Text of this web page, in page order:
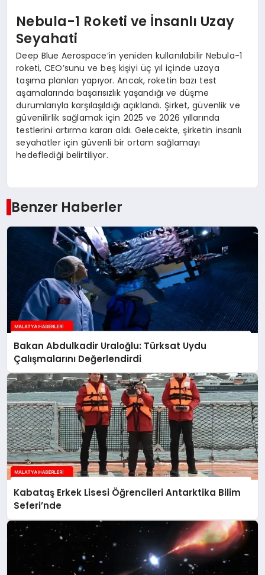
Nebula-1 Roketi ve İnsanlı Uzay
Seyahati
Deep Blue Aerospace’in yeniden kullanılabilir Nebula-1
roketi, CEO’sunu ve beş kişiyi üç yıl içinde uzaya
taşıma planları yapıyor. Ancak, roketin bazı test
aşamalarında başarısızlık yaşandığı ve düşme
durumlarıyla karşılaşıldığı açıklandı. Şirket, güvenlik ve
güvenilirlik sağlamak için 2025 ve 2026 yıllarında
testlerini artırma kararı aldı. Gelecekte, şirketin insanlı
seyahatler için güvenli bir ortam sağlamayı
hedeflediği belirtiliyor.
Benzer Haberler
Bakan Abdulkadir Uraloğlu: Türksat Uydu
Çalışmalarını Değerlendirdi
Kabataş Erkek Lisesi Öğrencileri Antarktika Bilim
Seferi’nde